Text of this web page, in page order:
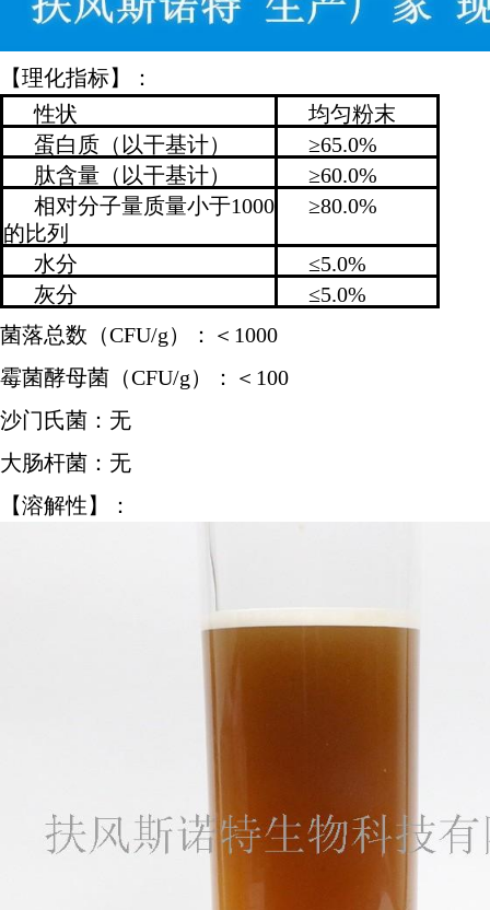
【理化指标】：
性状
均匀粉末
蛋白质（以干基计）
≥65.0%
肽含量（以干基计）
≥60.0%
相对分子量质量小于1000
的比列
≥80.0%
水分
≤5.0%
灰分
≤5.0%
菌落总数（CFU/g）：＜1000
霉菌酵母菌（CFU/g）：＜100
沙门氏菌：无
大肠杆菌：无
【溶解性】：